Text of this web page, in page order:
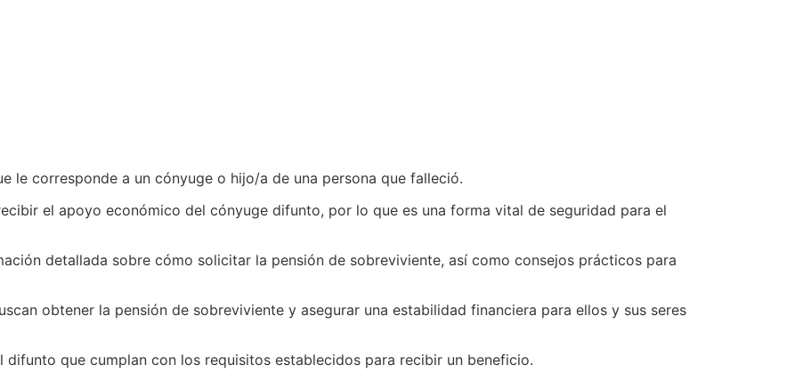
le corresponde a un cónyuge o hijo/a de una persona que falleció.
el apoyo económico del cónyuge difunto, por lo que es una forma vital de seguridad para el
detallada sobre cómo solicitar la pensión de sobreviviente, así como consejos prácticos para
obtener la pensión de sobreviviente y asegurar una estabilidad financiera para ellos y sus seres
que cumplan con los requisitos establecidos para recibir un beneficio.